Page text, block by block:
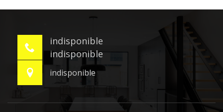
indisponible
indisponible
indisponible